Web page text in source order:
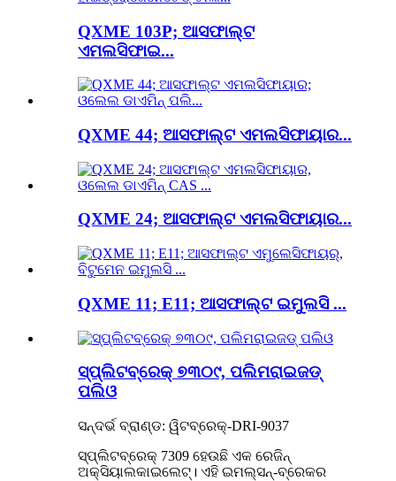
QXME 103P; ଆସଫାଲ୍ଟ
ଏମଲସିଫାଇ...
QXME 44; ଆସଫାଲ୍ଟ ଏମଲସିଫାୟାର...
QXME 24; ଆସଫାଲ୍ଟ ଏମଲସିଫାୟାର...
QXME 11; E11; ଆସଫାଲ୍ଟ ଇମୁଲସି ...
ସ୍ପ୍ଲିଟବ୍ରେକ୍ ୭୩୦୯, ପଲିମରାଇଜଡ୍
ପଲିଓ
ସନ୍ଦର୍ଭ ବ୍ରାଣ୍ଡ: ୱିଟବ୍ରେକ୍-DRI-9037
ସ୍ପ୍ଲିଟବ୍ରେକ୍ 7309 ହେଉଛି ଏକ ରେଜିନ୍
ଅକ୍ସିୟାଲକାଇଲେଟ୍। ଏହି ଇମଲ୍ସନ୍-ବ୍ରେକର